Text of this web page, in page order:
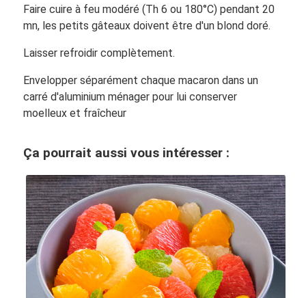
Faire cuire à feu modéré (Th 6 ou 180°C) pendant 20
mn, les petits gâteaux doivent être d'un blond doré.
Laisser refroidir complètement.
Envelopper séparément chaque macaron dans un
carré d'aluminium ménager pour lui conserver
moelleux et fraîcheur
Ça pourrait aussi vous intéresser :